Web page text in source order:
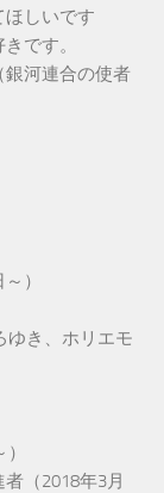
しいです
です。
銀河連合の使者
）
ゆき、ホリエモ
（2018年3月